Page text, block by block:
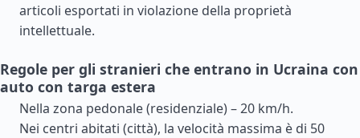
articoli esportati in violazione della proprietà
intellettuale.
Regole per gli stranieri che entrano in Ucraina con
auto con targa estera
Nella zona pedonale (residenziale) – 20 km/h.
Nei centri abitati (città), la velocità massima è di 50